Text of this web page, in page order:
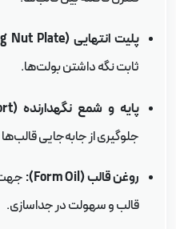
پلیت انتهایی (Wing Nut Plate):
ثابت نگه داشتن بولت‌ها.
پایه و شمع نگهدارنده (Prop / Support):
جلوگیری از جابه‌جایی قالب‌ها
روغن قالب (Form Oil):
جهت
قالب و سهولت در جداسازی.